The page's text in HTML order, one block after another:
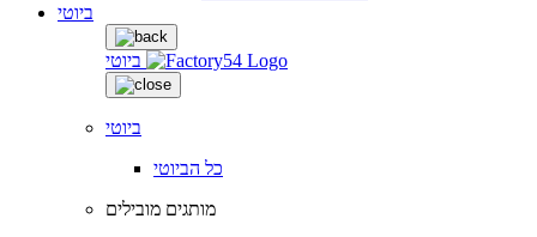
ביוטי
ביוטי
ביוטי
כל הביוטי
מותגים מובילים